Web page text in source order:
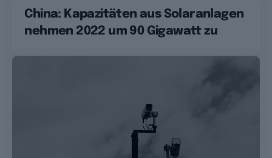
China: Kapazitäten aus Solaranlagen
nehmen 2022 um 90 Gigawatt zu